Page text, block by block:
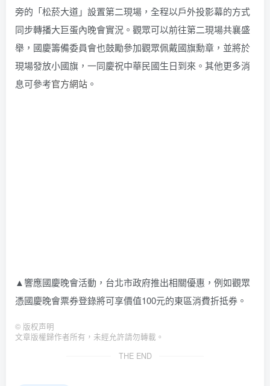
旁的「松菸大道」設置第二現場，全程以戶外投影幕的方式
同步轉播大巨蛋內晚會實況。觀眾可以前往第二現場共襄盛
舉，國慶籌備委員會也鼓勵參加觀眾佩戴國旗勳章，並將於
現場發放小國旗，一同慶祝中華民國生日到來。其他更多消
息可參考官方網站 。
▲響應國慶晚會活動，台北市政府推出相關優惠，例如觀眾
憑國慶晚會票券登錄將可享價值100元的東區消費折抵券。
© 版权声明
文章版權歸作者所有，未經允許請勿轉載。
THE END